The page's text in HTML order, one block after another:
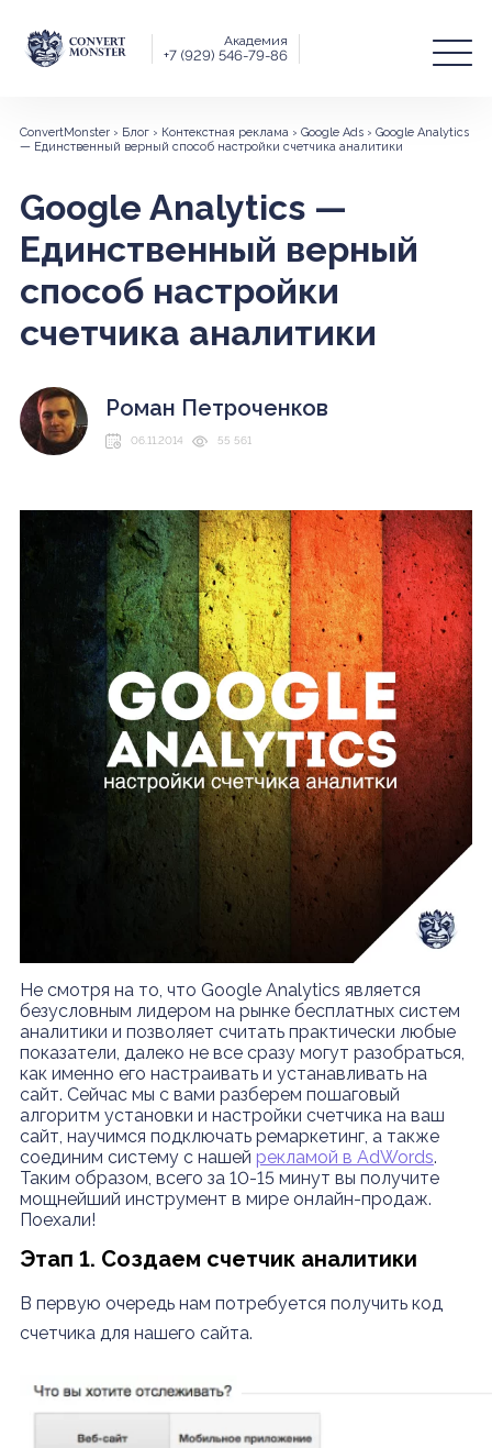
Академия
+7 (929) 546-79-86
ConvertMonster› Блог› Контекстная реклама› Google Ads› Google Analytics
— Единственный верный способ настройки счетчика аналитики
Google Analytics —
Единственный верный
способ настройки
счетчика аналитики
Роман Петроченков
06.11.2014 55 561
Не смотря на то, что Google Analytics является
безусловным лидером на рынке бесплатных систем
аналитики и позволяет считать практически любые
показатели, далеко не все сразу могут разобраться,
как именно его настраивать и устанавливать на
сайт. Сейчас мы с вами разберем пошаговый
алгоритм установки и настройки счетчика на ваш
сайт, научимся подключать ремаркетинг, а также
соединим систему с нашей рекламой в AdWords.
Таким образом, всего за 10-15 минут вы получите
мощнейший инструмент в мире онлайн-продаж.
Поехали!
Этап 1. Создаем счетчик аналитики
В первую очередь нам потребуется получить код
счетчика для нашего сайта.